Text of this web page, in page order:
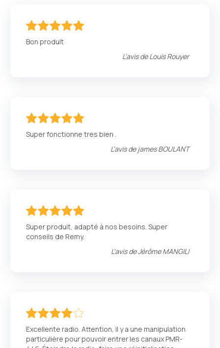
Bon produit
L'avis deLouis Rouyer
Super fonctionne tres bien .
L'avis dejames BOULANT
Super produit, adapté à nos besoins. Super
conseils de Remy.
L'avis deJérôme MANGILI
Excellente radio. Attention, il y a une manipulation
particulière pour pouvoir entrer les canaux PMR-